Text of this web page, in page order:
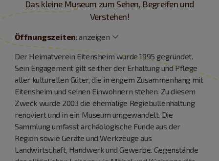
Das kleine Museum zum Sehen, Begreifen und
Verstehen!
Öffnungszeiten:anzeigen
Der Heimatverein Eitensheim wurde 1995 gegründet.
Sein Engagement gilt seither der Erhaltung und Pflege
aller kulturellen Güter, die in engem Zusammenhang mit
Eitensheim und seinen Einwohnern stehen. Zu diesem
Zweck wurde 2003 die ehemalige Regiebullenhaltung
renoviert und in ein Museum umgewandelt. Die
Sammlung umfasst archäologische Funde aus der
Region sowie Geräte und Werkzeuge aus
Landwirtschaft, Handwerk und Gewerbe. Gegenstände